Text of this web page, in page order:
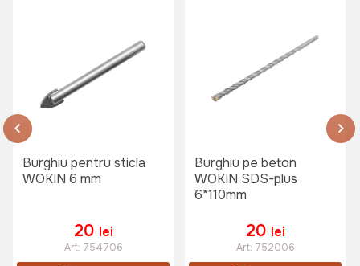
Burghiu pentru sticla
WOKIN 6 mm
20 lei
Art: 754706
Burghiu pe beton
WOKIN SDS-plus
6*110mm
20 lei
Art: 752006